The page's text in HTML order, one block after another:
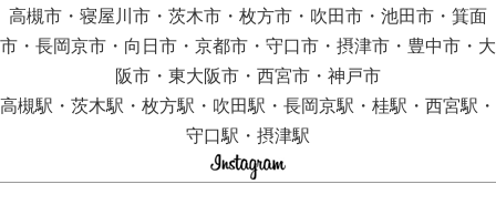
高槻市・寝屋川市・茨木市・枚方市・吹田市・池田市・箕面
市・長岡京市・向日市・京都市・守口市・摂津市・豊中市・大
阪市・東大阪市・西宮市・神戸市
高槻駅・茨木駅・枚方駅・吹田駅・長岡京駅・桂駅・西宮駅・
守口駅・摂津駅